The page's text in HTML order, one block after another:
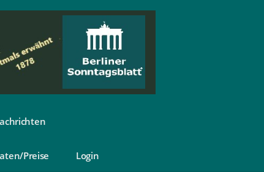
Preise Login